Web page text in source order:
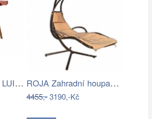
Zahradní houpačka LUISA ROJAPLAST ROJA Zahradní houpačka ZW 6119 - béžová
4455,-3190,-Kč